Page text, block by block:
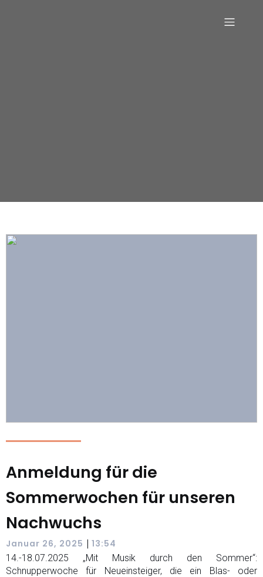
Anmeldung für die
Sommerwochen für unseren
Nachwuchs
Januar 26, 2025 | 13:54
14.-18.07.2025 „Mit Musik durch den Sommer“:
Schnupperwoche für Neueinsteiger, die ein Blas- oder